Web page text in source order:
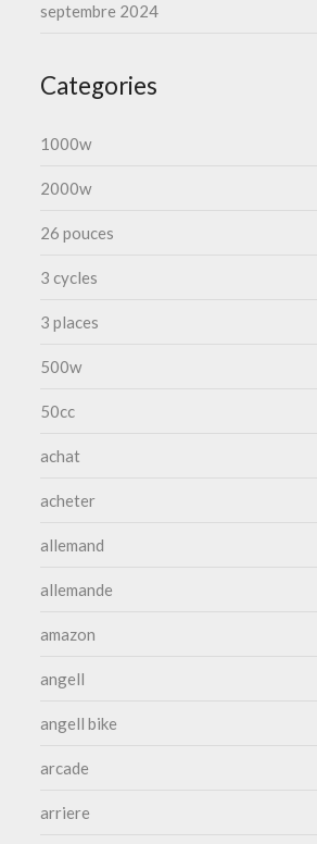
septembre 2024
Categories
1000w
2000w
26 pouces
3 cycles
3 places
500w
50cc
achat
acheter
allemand
allemande
amazon
angell
angell bike
arcade
arriere